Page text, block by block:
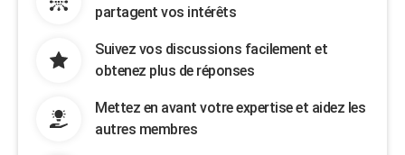
partagent vos intérêts
Suivez vos discussions facilement et
obtenez plus de réponses
Mettez en avant votre expertise et aidez les
autres membres